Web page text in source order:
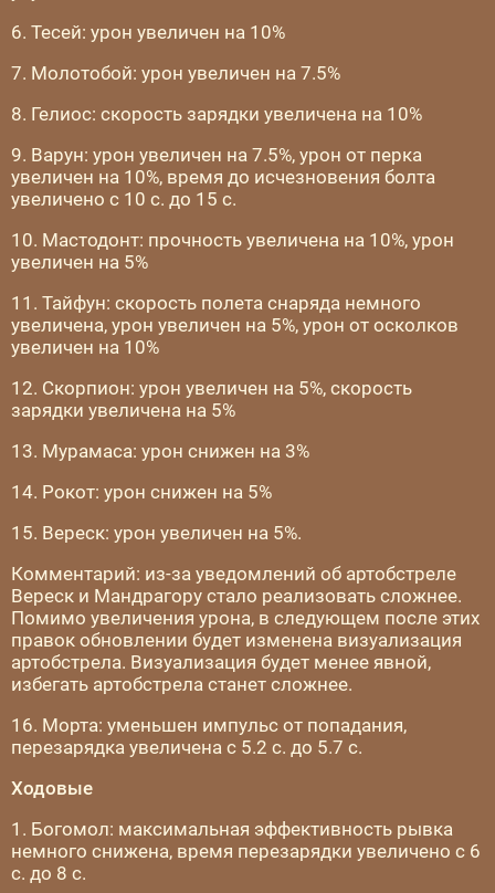
6. Тесей: урон увеличен на 10%
7. Молотобой: урон увеличен на 7.5%
8. Гелиос: скорость зарядки увеличена на 10%
9. Варун: урон увеличен на 7.5%, урон от перка
увеличен на 10%, время до исчезновения болта
увеличено с 10 с. до 15 с.
10. Мастодонт: прочность увеличена на 10%, урон
увеличен на 5%
11. Тайфун: скорость полета снаряда немного
увеличена, урон увеличен на 5%, урон от осколков
увеличен на 10%
12. Скорпион: урон увеличен на 5%, скорость
зарядки увеличена на 5%
13. Мурамаса: урон снижен на 3%
14. Рокот: урон снижен на 5%
15. Вереск: урон увеличен на 5%.
Комментарий: из-за уведомлений об артобстреле
Вереск и Мандрагору стало реализовать сложнее.
Помимо увеличения урона, в следующем после этих
правок обновлении будет изменена визуализация
артобстрела. Визуализация будет менее явной,
избегать артобстрела станет сложнее.
16. Морта: уменьшен импульс от попадания,
перезарядка увеличена с 5.2 с. до 5.7 с.
Ходовые
1. Богомол: максимальная эффективность рывка
немного снижена, время перезарядки увеличено с 6
с. до 8 с.